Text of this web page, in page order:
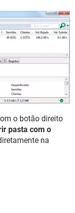
o botão direito
pasta com o
na